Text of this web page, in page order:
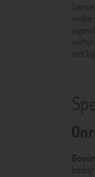
welke
niet